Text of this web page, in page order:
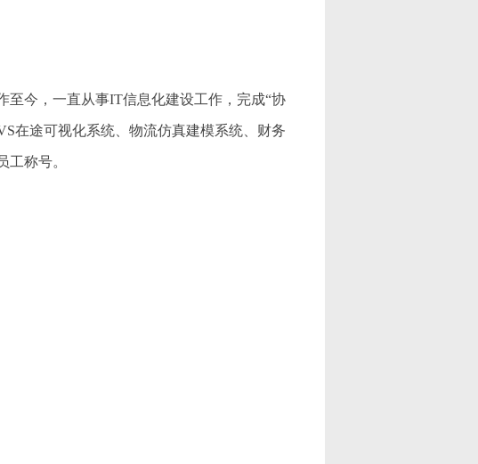
至今，一直从事IT信息化建设工作，完成“协
在途可视化系统、物流仿真建模系统、财务
工称号。